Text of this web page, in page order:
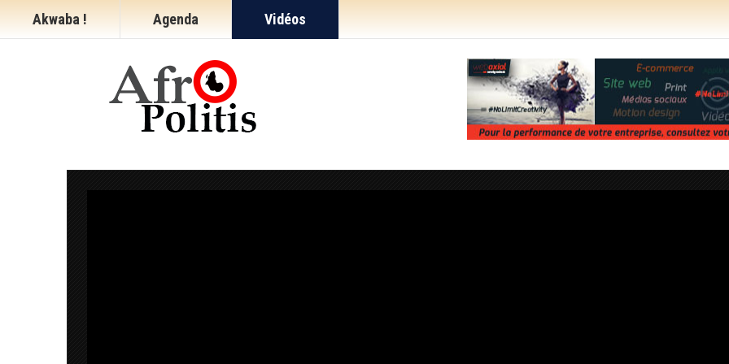
Akwaba ! Agenda Vidéos